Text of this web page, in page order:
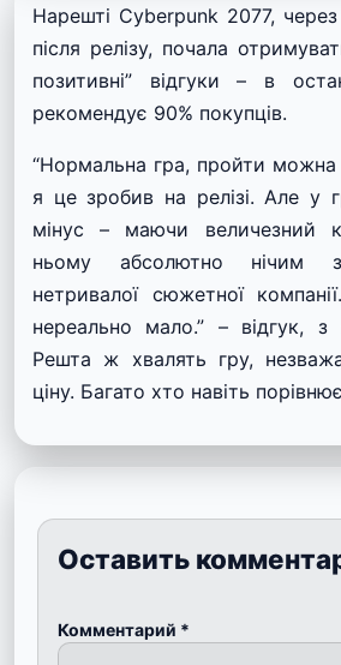
Нарешті Cyberpunk 2077,
після релізу, почала
позитивні” відгуки – в
рекомендує 90% покупців.
“Нормальна гра, пройти можна
я це зробив на релізі. Але у
мінус – маючи величезний
ньому абсолютно нічим
нетривалої сюжетної
нереально мало.” – відгук,
Решта ж хвалять гру,
ціну. Багато хто навіть
Оставить
Комментарий *